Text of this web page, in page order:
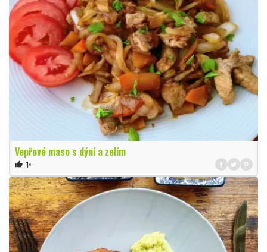
Vepřové maso s dýní a zelím
thumb_up 1×